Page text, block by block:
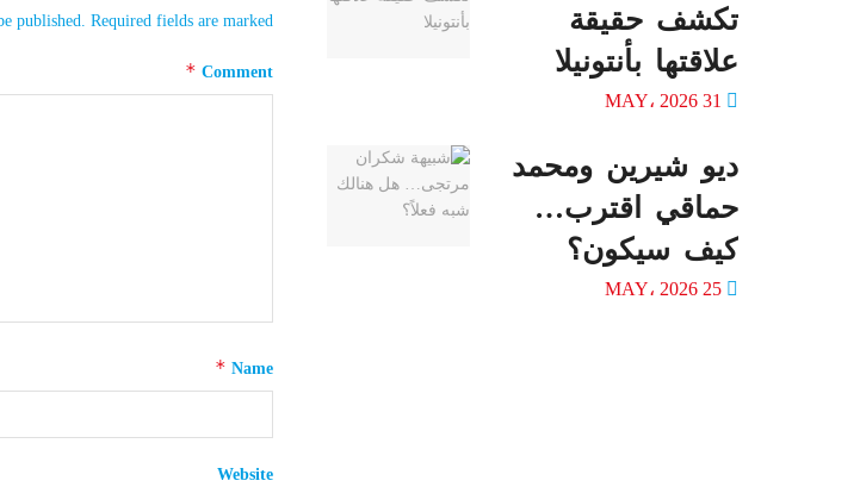
published. Required fields are marked
Comment
*
Name
*
Website
تكشف حقيقة
علاقتها بأنتونيلا
ديو شيرين ومحمد
حماقي اقترب…
كيف سيكون؟